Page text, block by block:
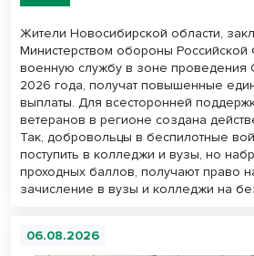
Жители Новосибирской области,
Министерством обороны Российской
военную службу в зоне проведения
2026 года, получат повышенные
выплаты. Для всесторонней
ветеранов в регионе создана
Так, добровольцы в беспилотные
поступить в колледжи и вузы, но
проходных баллов, получают право
зачисление в вузы и колледжи на
06.08.2026